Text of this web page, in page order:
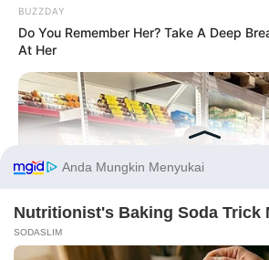
PRIVACY POLICY DISCLAIMER
BUZZDAY
Do You Remember Her? Take A Deep
At Her